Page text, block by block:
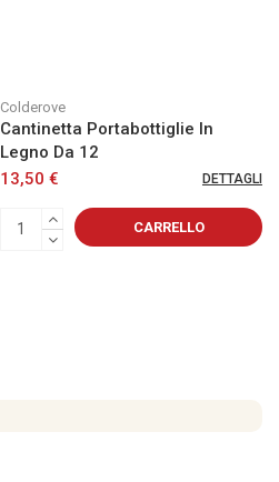
Colderove
Cantinetta Portabottiglie In
Legno Da 12
13,50 €
DETTAGLI
CARRELLO